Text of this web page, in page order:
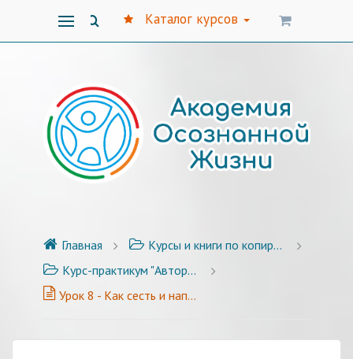
Каталог курсов
Главная
Курсы и книги по копирайтингу
Курс-практикум "Авторский стиль публикаций" - 25 уроков с примерами и заданиями
Урок 8 - Как сесть и написать?